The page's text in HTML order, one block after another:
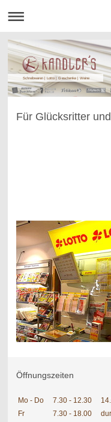
Schreibwaren | Lotto | Geschenke | Weine
Für Glücksritter
Öffnungszeiten
Mo - Do 7.30 - 12.30
Fr
7.30 - 18.00